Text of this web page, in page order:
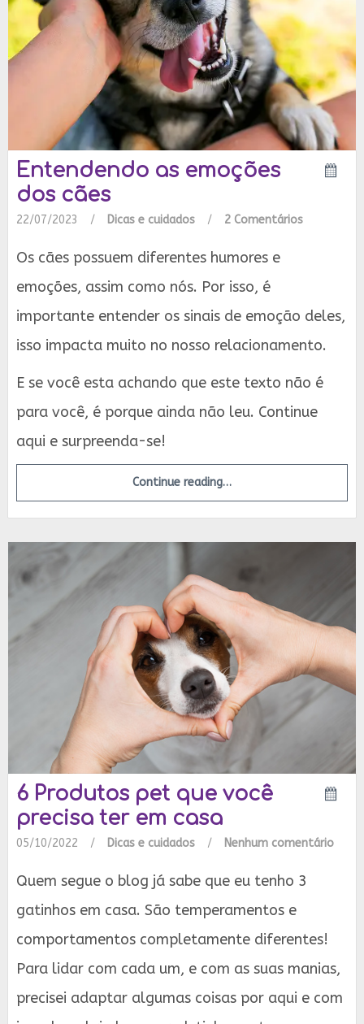
Entendendo as emoções
dos cães
22/07/2023 / Dicas e cuidados / 2 Comentários
Os cães possuem diferentes humores e
emoções, assim como nós. Por isso, é
importante entender os sinais de emoção deles,
isso impacta muito no nosso relacionamento.
E se você esta achando que este texto não é
para você, é porque ainda não leu. Continue
aqui e surpreenda-se!
Continue reading…
6 Produtos pet que você
precisa ter em casa
05/10/2022 / Dicas e cuidados / Nenhum comentário
Quem segue o blog já sabe que eu tenho 3
gatinhos em casa. São temperamentos e
comportamentos completamente diferentes!
Para lidar com cada um, e com as suas manias,
precisei adaptar algumas coisas por aqui e com